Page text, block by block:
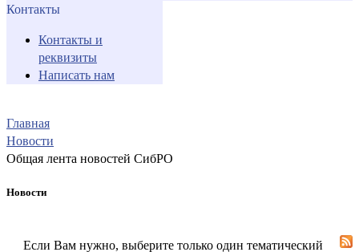
Контакты
Контакты и
реквизиты
Написать нам
Главная
Новости
Общая лента новостей СибРО
Новости
Если Вам нужно, выберите только один тематический